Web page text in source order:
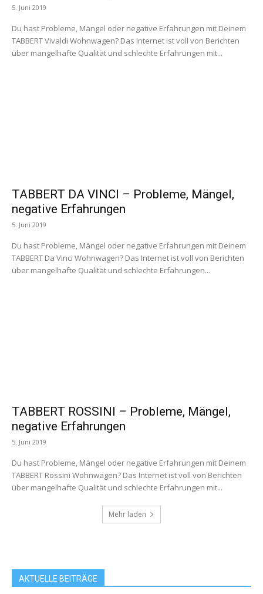
5. Juni 2019
Du hast Probleme, Mängel oder negative Erfahrungen mit Deinem
TABBERT Vivaldi Wohnwagen? Das Internet ist voll von Berichten
über mangelhafte Qualität und schlechte Erfahrungen mit...
TABBERT DA VINCI – Probleme, Mängel,
negative Erfahrungen
5. Juni 2019
Du hast Probleme, Mängel oder negative Erfahrungen mit Deinem
TABBERT Da Vinci Wohnwagen? Das Internet ist voll von Berichten
über mangelhafte Qualität und schlechte Erfahrungen...
TABBERT ROSSINI – Probleme, Mängel,
negative Erfahrungen
5. Juni 2019
Du hast Probleme, Mängel oder negative Erfahrungen mit Deinem
TABBERT Rossini Wohnwagen? Das Internet ist voll von Berichten
über mangelhafte Qualität und schlechte Erfahrungen mit...
Mehr laden
AKTUELLE BEITRÄGE